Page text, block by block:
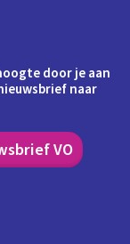
door je aan
naar
VO